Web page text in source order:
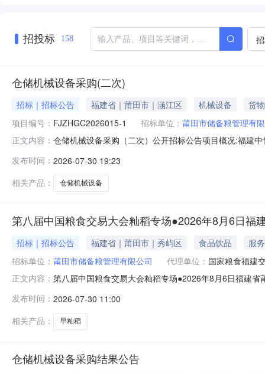
招投标 158
仓储机械设备采购(二次)
招标｜招标公告 福建省｜莆田市｜涵江区 机械设备
货物
项目编号： FJZHGC2026015-1 招标单位： 莆田市储备粮管理有
正文内容： 仓储机械设备采购（二次）公开招标公告项目概况:福建
价:779874元（含税）采购包最高限价:779874元（含税
1批77987
发布时间： 2026-07-30 19:23
相关产品：
仓储机械设备
第八届中国粮食交易大会籼稻专场●2026年8月6日福
招标｜招标公告 福建省｜莆田市｜秀屿区 食品饮品
服务
招标单位： 莆田市储备粮管理有限公司 代理单位： 国家粮食福建
正文内容： 第八届中国粮食交易大会籼稻专场●2026年8月6日福建
年产早籼稻2716吨。具体数量以交易会当场公布为准。
发布时间： 2026-07-30 11:00
相关产品：
早籼稻
仓储机械设备采购结果公告